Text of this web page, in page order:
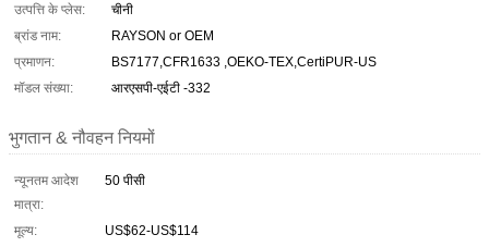
उत्पत्ति के प्लेस:
चीनी
ब्रांड नाम:
RAYSON or OEM
प्रमाणन:
BS7177,CFR1633 ,OEKO-TEX,CertiPUR-US
मॉडल संख्या:
आरएसपी-एईटी -332
भुगतान & नौवहन नियमों
न्यूनतम आदेश
मात्रा:
50 पीसी
मूल्य:
US$62-US$114